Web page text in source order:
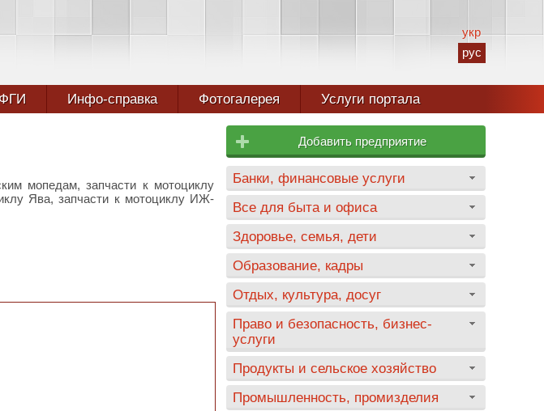
укр
рус
Инфо-справка Фотогалерея Услуги портала
мопедам, запчасти к мотоциклу
Ява, запчасти к мотоциклу ИЖ-
Добавить предприятие
Банки, финансовые услуги
Все для быта и офиса
Здоровье, семья, дети
Образование, кадры
Отдых, культура, досуг
Право и безопасность, бизнес-
услуги
Продукты и сельское хозяйство
Промышленность, промизделия